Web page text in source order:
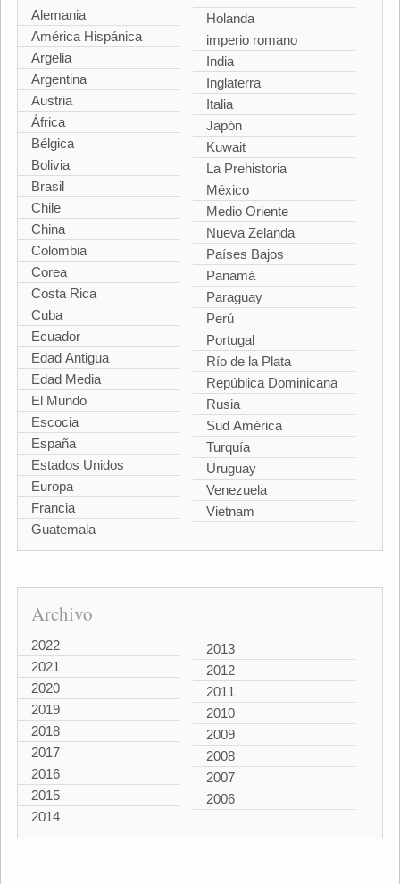
Alemania
América Hispánica
Argelia
Argentina
Austria
África
Bélgica
Bolivia
Brasil
Chile
China
Colombia
Corea
Costa Rica
Cuba
Ecuador
Edad Antigua
Edad Media
El Mundo
Escocia
España
Estados Unidos
Europa
Francia
Guatemala
Holanda
imperio romano
India
Inglaterra
Italia
Japón
Kuwait
La Prehistoria
México
Medio Oriente
Nueva Zelanda
Países Bajos
Panamá
Paraguay
Perú
Portugal
Río de la Plata
República Dominicana
Rusia
Sud América
Turquía
Uruguay
Venezuela
Vietnam
Archivo
2022
2021
2020
2019
2018
2017
2016
2015
2014
2013
2012
2011
2010
2009
2008
2007
2006